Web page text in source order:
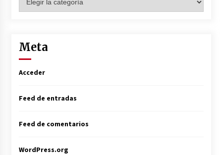
Meta
Acceder
Feed de entradas
Feed de comentarios
WordPress.org